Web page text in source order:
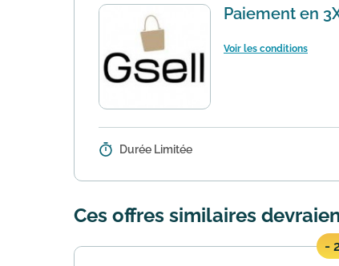
Paiement en
Voir les conditions
Détails : Vous avez une grosse
Durée Limitée
Ces offres similaires
-